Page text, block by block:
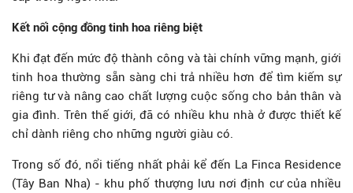
Kết nối cộng đồng tinh hoa riêng biệt
Khi đạt đến mức độ thành công và tài chính vững mạnh, giới
tinh hoa thường sẵn sàng chi trả nhiều hơn để tìm kiếm sự
riêng tư và nâng cao chất lượng cuộc sống cho bản thân và
gia đình. Trên thế giới, đã có nhiều khu nhà ở được thiết kế
chỉ dành riêng cho những người giàu có.
Trong số đó, nổi tiếng nhất phải kể đến La Finca Residence
(Tây Ban Nha) - khu phố thượng lưu nơi định cư của nhiều